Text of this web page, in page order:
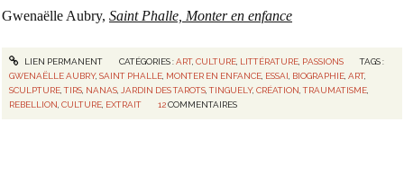
Gwenaëlle Aubry, Saint Phalle, Monter en enfance
LIEN PERMANENT CATÉGORIES :ART, CULTURE, LITTÉRATURE, PASSIONS
TAGS :
GWENAËLLE AUBRY,SAINT PHALLE MONTER EN ENFANCE ESSAI BIOGRAPHIE ,ART,
SCULPTURE ,TIRS NANAS JARDIN DES TAROTS ,TINGUELY,CRÉATION ,TRAUMATISME
REBELLION ,CULTURE EXTRAIT 12 COMMENTAIRES